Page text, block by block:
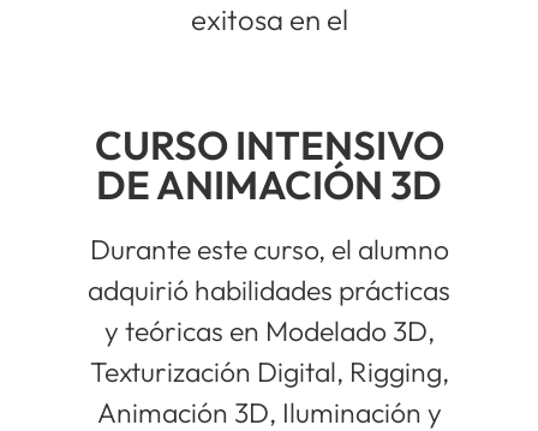
exitosa en el
CURSO INTENSIVO
DE ANIMACIÓN 3D
Durante este curso, el alumno
adquirió habilidades prácticas
y teóricas en Modelado 3D,
Texturización Digital, Rigging,
Animación 3D, Iluminación y